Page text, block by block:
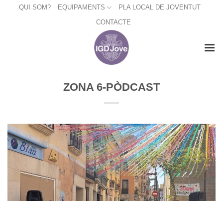
QUI SOM? EQUIPAMENTS
PLA LOCAL DE JOVENTUT
CONTACTE
ZONA 6-PÒDCAST